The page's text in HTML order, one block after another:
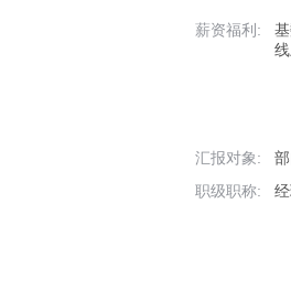
薪资福利:
汇报对象:
职级职称: